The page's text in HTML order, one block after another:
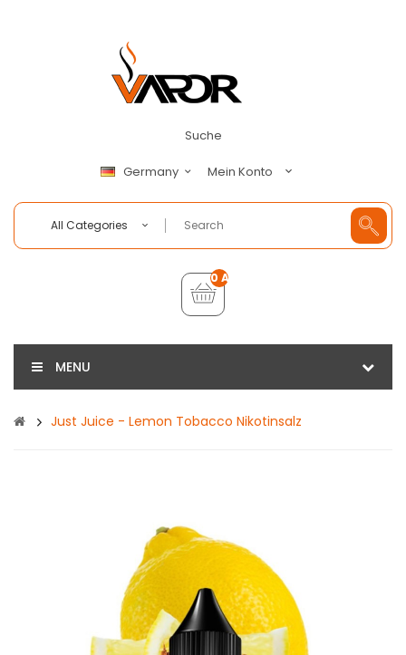
Suche
Germany Mein Konto
All Categories
0 Artikel - €0,00
MENU
Just Juice - Lemon Tobacco Nikotinsalz